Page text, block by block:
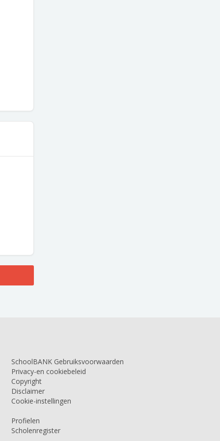
SchoolBANK Gebruiksvoorwaarden
Privacy-en cookiebeleid
Copyright
Disclaimer
Cookie-instellingen
Profielen
Scholenregister